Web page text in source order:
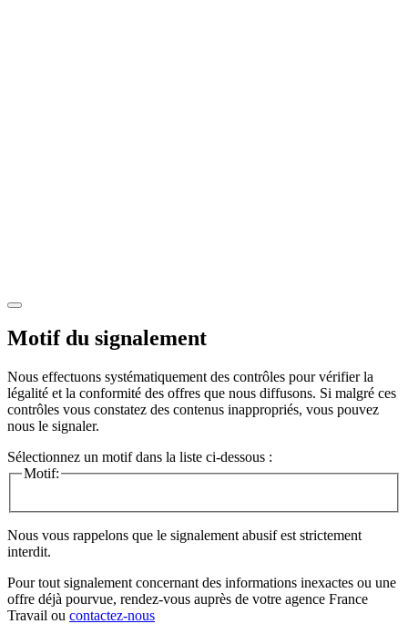
Motif du signalement
Nous effectuons systématiquement des contrôles pour vérifier la
légalité et la conformité des offres que nous diffusons. Si malgré ces
contrôles vous constatez des contenus inappropriés, vous pouvez
nous le signaler.
Sélectionnez un motif dans la liste ci-dessous :
Motif:
Nous vous rappelons que le signalement abusif est strictement
interdit.
Pour tout signalement concernant des informations inexactes ou une
offre déjà pourvue, rendez-vous auprès de votre agence France
Travail ou contactez-nous